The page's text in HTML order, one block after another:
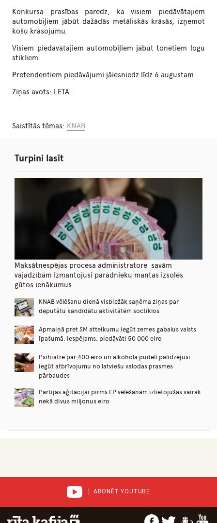
Konkursa prasības paredz, ka visiem piedāvātajiem
automobiļiem jābūt dažādās metāliskās krāsās, izņemot
košu krāsojumu.
Visiem piedāvātajiem automobiļiem jābūt tonētiem logu
stikliem.
Pretendentiem piedāvājumi jāiesniedz līdz 6.augustam.
Ziņas avots: LETA.
Saistītās tēmas: KNAB
Turpini lasīt
Maksātnespējas procesa administratore savām
vajadzībām izmantojusi parādnieku mantas izsolēs
gūtos ienākumus
KNAB vēlēšanu dienā visbiežāk saņēma ziņas par
deputātu kandidātu aktivitātēm soctīklos
Apmaiņā pret SM atteikumu iegūt zemes gabalus valsts
īpašumā, iespējams, piedāvāti 50 000 eiro
Psihiatre par 400 eiro un alkohola pudeli palīdzējusi
iegūt atbrīvojumu no latviešu valodas prasmes
pārbaudes
Partijas aģitācijai pirms EP vēlēšanām izlietojušas vairāk
nekā divus miljonus eiro
ABONĒT YOUTUBE